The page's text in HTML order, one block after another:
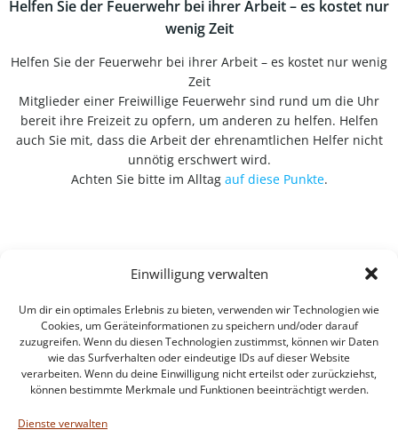
Einwilligung verwalten
Um dir ein optimales Erlebnis zu bieten, verwenden wir Technologien wie
Cookies, um Geräteinformationen zu speichern und/oder darauf
zuzugreifen. Wenn du diesen Technologien zustimmst, können wir Daten
wie das Surfverhalten oder eindeutige IDs auf dieser Website
verarbeiten. Wenn du deine Einwilligung nicht erteilst oder zurückziehst,
können bestimmte Merkmale und Funktionen beeinträchtigt werden.
Dienste verwalten
Helfen Sie der Feuerwehr bei ihrer Arbeit – es kostet nur
wenig Zeit
Helfen Sie der Feuerwehr bei ihrer Arbeit – es kostet nur wenig
Zeit
Mitglieder einer Freiwillige Feuerwehr sind rund um die Uhr
bereit ihre Freizeit zu opfern, um anderen zu helfen. Helfen
auch Sie mit, dass die Arbeit der ehrenamtlichen Helfer nicht
unnötig erschwert wird.
Achten Sie bitte im Alltag auf diese Punkte.